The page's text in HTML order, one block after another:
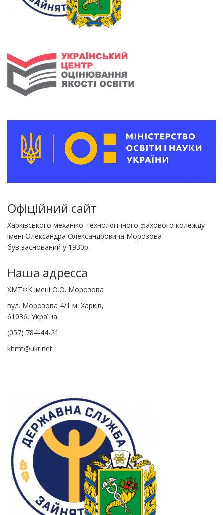
Офіційний сайт
Харківського механіко-технологічного фахового колежду
імені Олександра Олександровича Морозова
був заснований у 1930р.
Наша адресса
ХМТФК імені О.О. Морозова
вул. Морозова 4/1 м. Харків,
61036, Україна
(057) 784-44-21
khmt@ukr.net